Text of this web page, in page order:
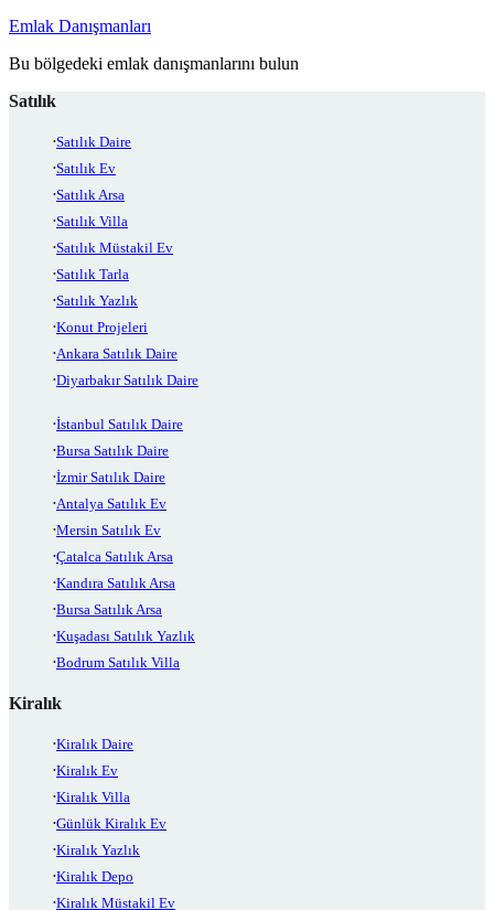
Emlak Danışmanları
Bu bölgedeki emlak danışmanlarını bulun
Satılık
Satılık Daire
Satılık Ev
Satılık Arsa
Satılık Villa
Satılık Müstakil Ev
Satılık Tarla
Satılık Yazlık
Konut Projeleri
Ankara Satılık Daire
Diyarbakır Satılık Daire
İstanbul Satılık Daire
Bursa Satılık Daire
İzmir Satılık Daire
Antalya Satılık Ev
Mersin Satılık Ev
Çatalca Satılık Arsa
Kandıra Satılık Arsa
Bursa Satılık Arsa
Kuşadası Satılık Yazlık
Bodrum Satılık Villa
Kiralık
Kiralık Daire
Kiralık Ev
Kiralık Villa
Günlük Kiralık Ev
Kiralık Yazlık
Kiralık Depo
Kiralık Müstakil Ev